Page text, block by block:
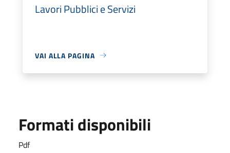
Lavori Pubblici e Servizi
VAI ALLA PAGINA
Formati disponibili
Pdf